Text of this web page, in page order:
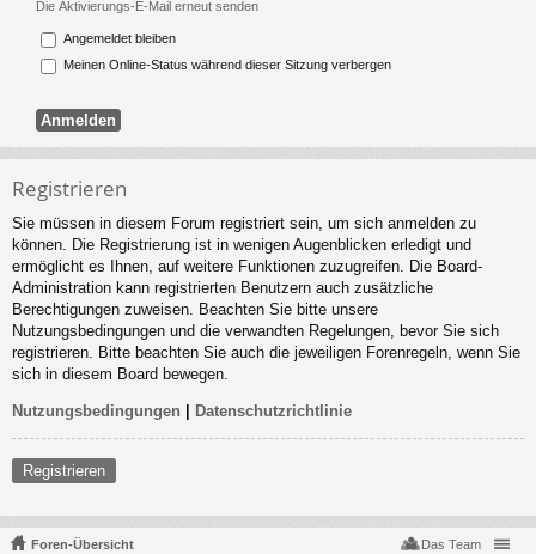
Die Aktivierungs-E-Mail erneut senden
Angemeldet bleiben
Meinen Online-Status während dieser Sitzung verbergen
Registrieren
Sie müssen in diesem Forum registriert sein, um sich anmelden zu
können. Die Registrierung ist in wenigen Augenblicken erledigt und
ermöglicht es Ihnen, auf weitere Funktionen zuzugreifen. Die Board-
Administration kann registrierten Benutzern auch zusätzliche
Berechtigungen zuweisen. Beachten Sie bitte unsere
Nutzungsbedingungen und die verwandten Regelungen, bevor Sie sich
registrieren. Bitte beachten Sie auch die jeweiligen Forenregeln, wenn Sie
sich in diesem Board bewegen.
Nutzungsbedingungen | Datenschutzrichtlinie
Registrieren
Foren-Übersicht Das Team